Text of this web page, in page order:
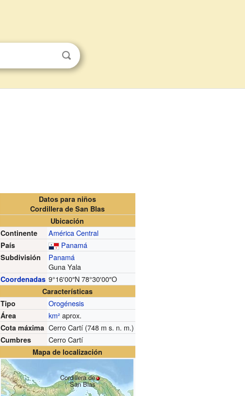
Datos para niños
Cordillera de San Blas
Ubicación
Continente
América Central
País Panamá
Subdivisión
Panamá
Guna Yala
Coordenadas 9°16′00″N 78°30′00″O
Características
Tipo
Orogénesis
Área km²aprox.
Cota máxima Cerro Cartí (748 m s. n. m.)
Cumbres Cerro Cartí
Mapa de localización
Cordillera de
San Blas